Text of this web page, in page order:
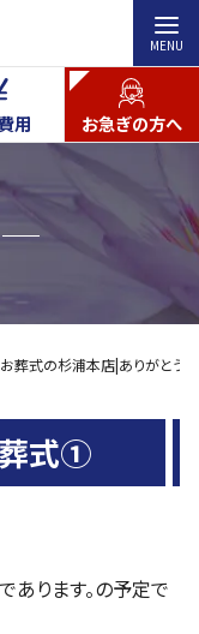
MENU
用 お急ぎの方へ
葬式の杉浦本店|ありがとう
葬式①
ります。の予定で